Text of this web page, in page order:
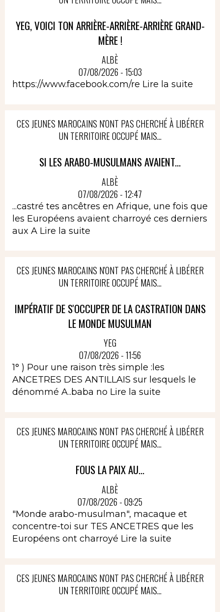
YEG, VOICI TON ARRIÈRE-ARRIÈRE-ARRIÈRE GRAND-
MÈRE !
ALBÈ
07/08/2026 - 15:03
https://www.facebook.com/re Lire la suite
CES JEUNES MAROCAINS N'ONT PAS CHERCHÉ À LIBÉRER
UN TERRITOIRE OCCUPÉ MAIS...
SI LES ARABO-MUSULMANS AVAIENT...
ALBÈ
07/08/2026 - 12:47
...castré tes ancêtres en Afrique, une fois que
les Européens avaient charroyé ces derniers
aux A Lire la suite
CES JEUNES MAROCAINS N'ONT PAS CHERCHÉ À LIBÉRER
UN TERRITOIRE OCCUPÉ MAIS...
IMPÉRATIF DE S'OCCUPER DE LA CASTRATION DANS
LE MONDE MUSULMAN
YEG
07/08/2026 - 11:56
1° ) Pour une raison très simple :les
ANCETRES DES ANTILLAIS sur lesquels le
dénommé A..baba no Lire la suite
CES JEUNES MAROCAINS N'ONT PAS CHERCHÉ À LIBÉRER
UN TERRITOIRE OCCUPÉ MAIS...
FOUS LA PAIX AU...
ALBÈ
07/08/2026 - 09:25
"Monde arabo-musulman", macaque et
concentre-toi sur TES ANCETRES que les
Européens ont charroyé Lire la suite
CES JEUNES MAROCAINS N'ONT PAS CHERCHÉ À LIBÉRER
UN TERRITOIRE OCCUPÉ MAIS...